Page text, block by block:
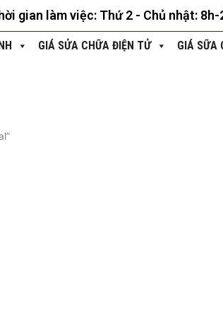
gian làm việc: Thứ 2 - Chủ nhật: 8h-
GIÁ SỬA CHỮA ĐIỆN TỬ GIÁ SỮA